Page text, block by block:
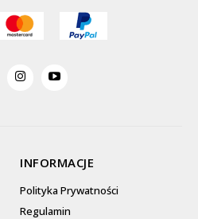
INFORMACJE
Polityka Prywatności
Regulamin